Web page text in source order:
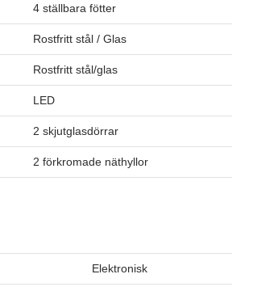
4 ställbara fötter
Rostfritt stål / Glas
Rostfritt stål/glas
LED
2 skjutglasdörrar
2 förkromade näthyllor
Elektronisk